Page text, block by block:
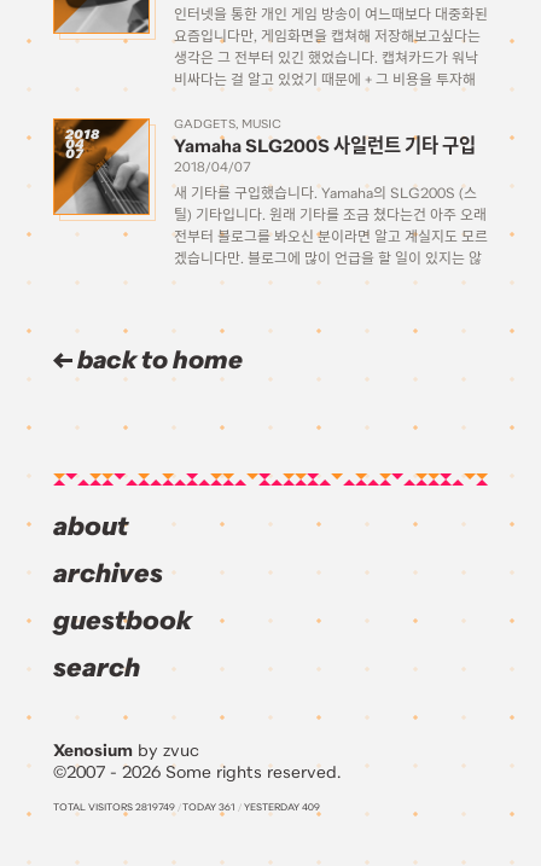
인터넷을 통한 개인 게임 방송이 여느때보다 대중화된
요즘입니다만, 게임화면을 캡쳐해 저장해보고싶다는
생각은 그 전부터 있긴 했었습니다. 캡쳐카드가 워낙
비싸다는 걸 알고 있었기 때문에 + 그 비용을 투자해
아서 이제까지 별 생각을 안 하고 […]
2018
04
07
GADGETS MUSIC
Yamaha SLG200S 사일런트 기타 구입
2018/04/07
새 기타를 구입했습니다. Yamaha의 SLG200S (스
틸) 기타입니다. 원래 기타를 조금 쳤다는건 아주 오래
전부터 블로그를 봐오신 분이라면 알고 계실지도 모르
겠습니다만. 블로그에 많이 언급을 할 일이 있지는 않
았지만 이런 글을 올린 적도 있었고, 옛날엔 간간히 몇
back to home
about
archives
guestbook
search
Xenosium by zvuc
©2007 - 2026 Some rights reserved.
TOTAL VISITORS 2819749 /TODAY 361 / YESTERDAY 409